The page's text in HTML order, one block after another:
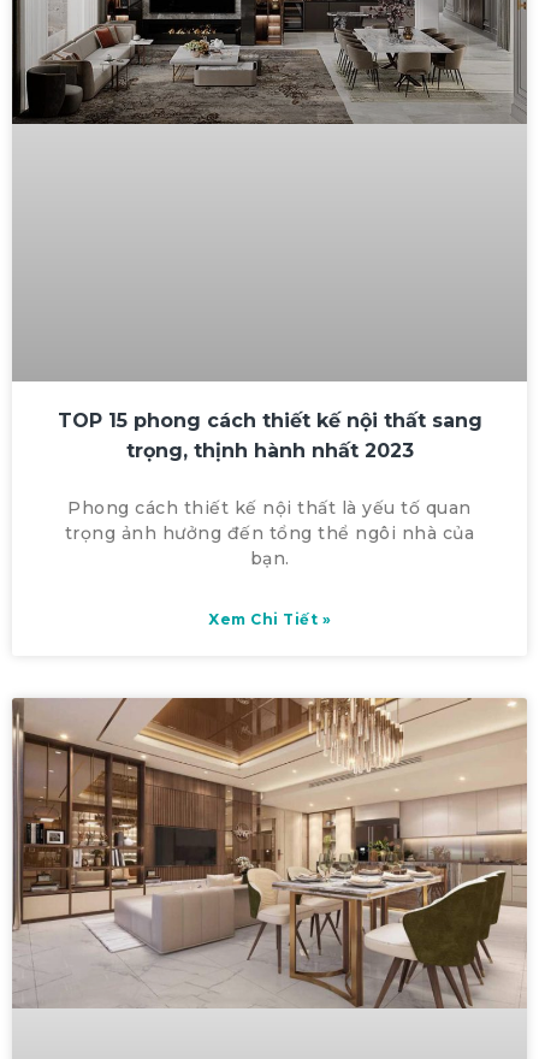
TOP 15 phong cách thiết kế nội thất sang
trọng, thịnh hành nhất 2023
Phong cách thiết kế nội thất là yếu tố quan
trọng ảnh hưởng đến tổng thể ngôi nhà của
bạn.
Xem Chi Tiết »